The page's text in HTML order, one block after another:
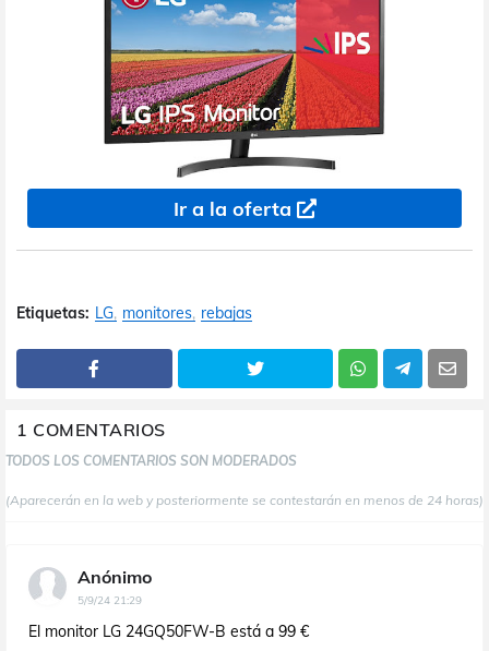
Ir a la oferta
Etiquetas: LG monitores rebajas
1 COMENTARIOS
TODOS LOS COMENTARIOS SON MODERADOS
(Aparecerán en la web y posteriormente se contestarán en menos de 24 horas)
Anónimo
5/9/24 21:29
El monitor LG 24GQ50FW-B está a 99 €